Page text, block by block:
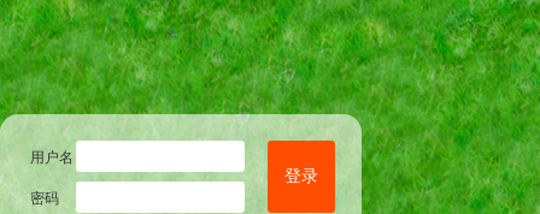
用户名
密码
登录